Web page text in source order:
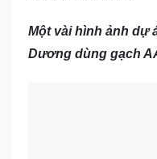
Một vài hình ảnh dự
Dương dùng gạch